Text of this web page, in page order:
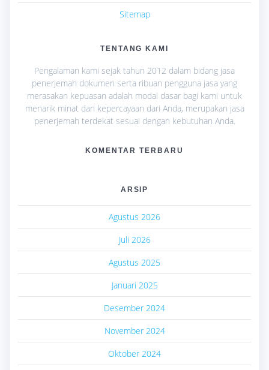
Sitemap
TENTANG KAMI
Pengalaman kami sejak tahun 2012 dalam bidang jasa
penerjemah dokumen serta ribuan pengguna jasa yang
merasakan kepuasan adalah modal dasar bagi kami untuk
menarik minat dan kepercayaan dari Anda, merupakan jasa
penerjemah terdekat sesuai dengan kebutuhan Anda.
KOMENTAR TERBARU
ARSIP
Agustus 2026
Juli 2026
Agustus 2025
Januari 2025
Desember 2024
November 2024
Oktober 2024